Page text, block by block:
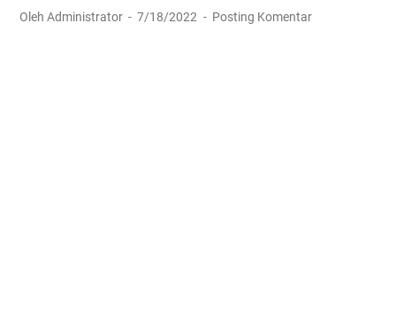
Oleh Administrator 7/18/2022 Posting Komentar